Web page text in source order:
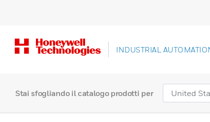
INDUSTRIAL
Stai sfogliando il catalogo prodotti per